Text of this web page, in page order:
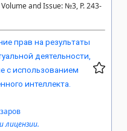
and Issue: №3, P. 243-
прав на результаты
деятельности,
с использованием
интеллекта.